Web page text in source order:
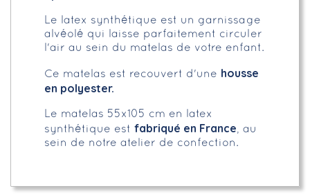
Le latex synthétique est un garnissage
alvéolé qui laisse parfaitement circuler
l'air au sein du matelas de votre enfant.
Ce matelas est recouvert d'une housse
en polyester.
Le matelas 55x105 cm en latex
synthétique est fabriqué en France, au
sein de notre atelier de confection.